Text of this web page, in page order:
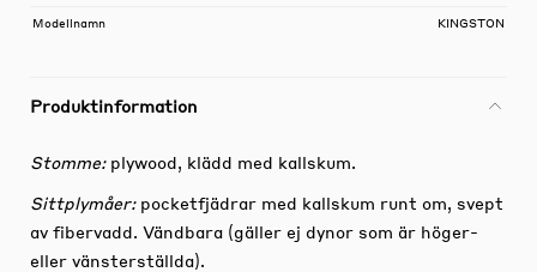
Modellnamn KINGSTON
Produktinformation
Stomme: plywood, klädd med kallskum.
Sittplymåer: pocketfjädrar med kallskum runt om, svept
av fibervadd. Vändbara (gäller ej dynor som är höger-
eller vänsterställda).